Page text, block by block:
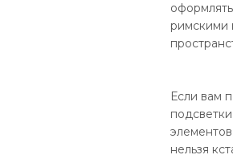
римскими
Если вам
нельзя